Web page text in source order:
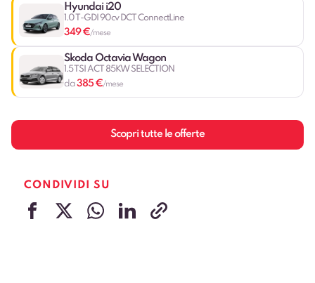
Hyundai i20
1.0 T-GDI 90cv DCT ConnectLine
349 €/mese
Skoda Octavia Wagon
1.5 TSI ACT 85KW SELECTION
da385 €/mese
Scopri tutte le offerte
CONDIVIDI SU